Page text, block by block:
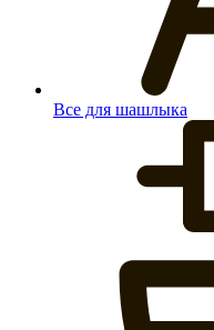
Все для шашлыка